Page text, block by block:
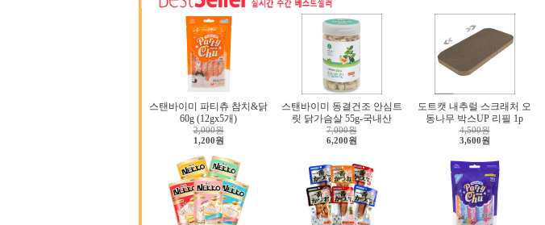
스탠바이미 파티츄 참치&닭
60g (12gx5개)
2,000원
1,200원
스탠바이미 동결건조 안심트
릿 닭가슴살 55g-국내산
7,000원
6,200원
도트캣 내추럴 스크래처 오
동나무 박스UP 리필 1p
4,500원
3,600원